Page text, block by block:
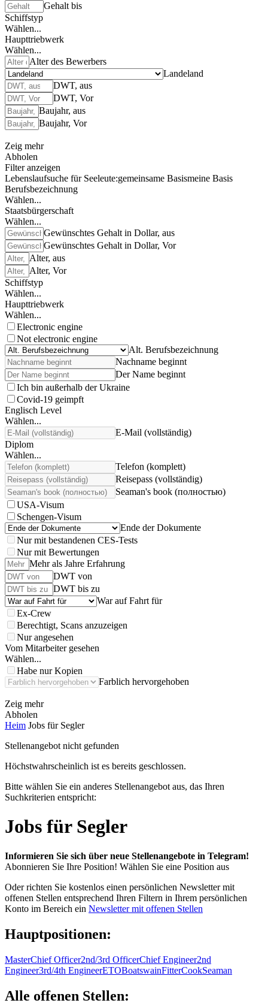
Gehalt bis
Schiffstyp
Wählen...
Haupttriebwerk
Wählen...
Alter des Bewerbers
Landeland
DWT, aus
DWT, Vor
Baujahr, aus
Baujahr, Vor
Zeig mehr
Abholen
Filter anzeigen
Lebenslaufsuche für Seeleute:gemeinsame Basismeine Basis
Berufsbezeichnung
Wählen...
Staatsbürgerschaft
Wählen...
Gewünschtes Gehalt in Dollar, aus
Gewünschtes Gehalt in Dollar, Vor
Alter, aus
Alter, Vor
Schiffstyp
Wählen...
Haupttriebwerk
Wählen...
Electronic engine
Not electronic engine
Alt. Berufsbezeichnung
Nachname beginnt
Der Name beginnt
Ich bin außerhalb der Ukraine
Covid-19 geimpft
Englisch Level
Wählen...
E-Mail (vollständig)
Diplom
Wählen...
Telefon (komplett)
Reisepass (vollständig)
Seaman's book (полностью)
USA-Visum
Schengen-Visum
Ende der Dokumente
Nur mit bestandenen CES-Tests
Nur mit Bewertungen
Mehr als Jahre Erfahrung
DWT von
DWT bis zu
War auf Fahrt für
Ex-Crew
Berechtigt, Scans anzuzeigen
Nur angesehen
Vom Mitarbeiter gesehen
Wählen...
Habe nur Kopien
Farblich hervorgehoben
Zeig mehr
Abholen
Heim Jobs für Segler
Stellenangebot nicht gefunden
Höchstwahrscheinlich ist es bereits geschlossen.
Bitte wählen Sie ein anderes Stellenangebot aus, das Ihren
Suchkriterien entspricht:
Jobs für Segler
Informieren Sie sich über neue Stellenangebote in Telegram!
Abonnieren Sie Ihre Position! Wählen Sie eine Position aus
Oder richten Sie kostenlos einen persönlichen Newsletter mit
offenen Stellen entsprechend Ihren Filtern in Ihrem persönlichen
Konto im Bereich ein Newsletter mit offenen Stellen
Hauptpositionen:
MasterChief Officer2nd/3rd OfficerChief Engineer2nd
Engineer3rd/4th EngineerETOBoatswainFitterCookSeaman
Alle offenen Stellen: